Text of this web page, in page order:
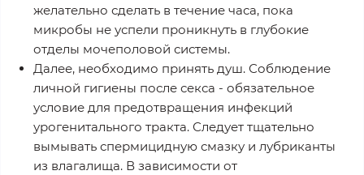
желательно сделать в течение часа, пока
микробы не успели проникнуть в глубокие
отделы мочеполовой системы.
Далее, необходимо принять душ. Соблюдение
личной гигиены после секса - обязательное
условие для предотвращения инфекций
урогенитального тракта. Следует тщательно
вымывать спермицидную смазку и лубриканты
из влагалища. В зависимости от